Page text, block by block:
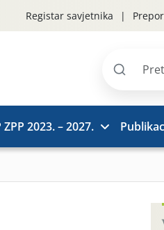
Registar savjetnika
Pretraži
ZPP 2023. – 2027.